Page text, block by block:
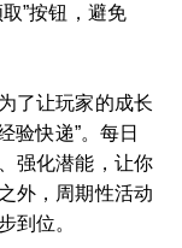
”按钮，避免
了让玩家的成长
验快递”。每日
强化潜能，让你
外，周期性活动
到位。